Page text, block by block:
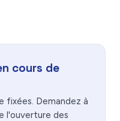
cours de
fixées. Demandez à
l'ouverture des